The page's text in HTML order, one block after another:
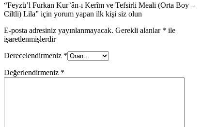
“Feyzü’l Furkan Kur’ân-ı Kerîm ve Tefsirli Meali (Orta Boy –
Ciltli) Lila” için yorum yapan ilk kişi siz olun
E-posta adresiniz yayınlanmayacak. Gerekli alanlar * ile
işaretlenmişlerdir
Derecelendirmeniz *
Değerlendirmeniz *